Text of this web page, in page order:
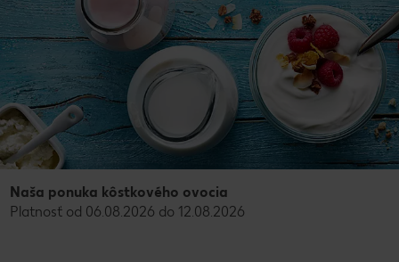
Naša ponuka kôstkového ovocia
Platnosť od 06.08.2026 do 12.08.2026